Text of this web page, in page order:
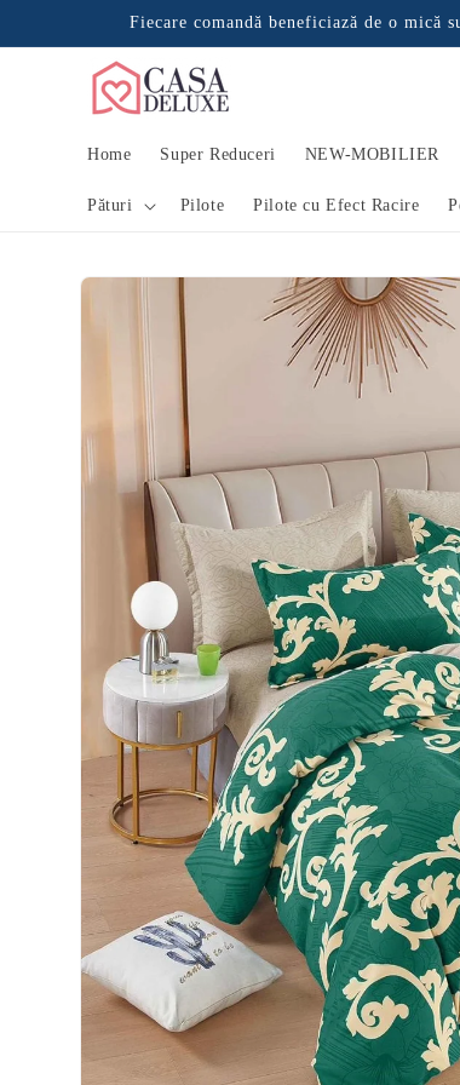
Fiecare comandă beneficiază de o mică
Home Super Reduceri NEW-MOBILIER
Pături Pilote Pilote cu Efect Racire
produs
au